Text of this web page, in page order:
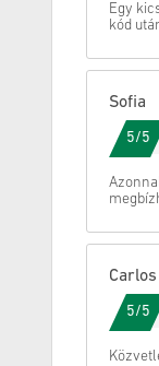
Egy
kód
Sofia
5/5
Carlos
5/5